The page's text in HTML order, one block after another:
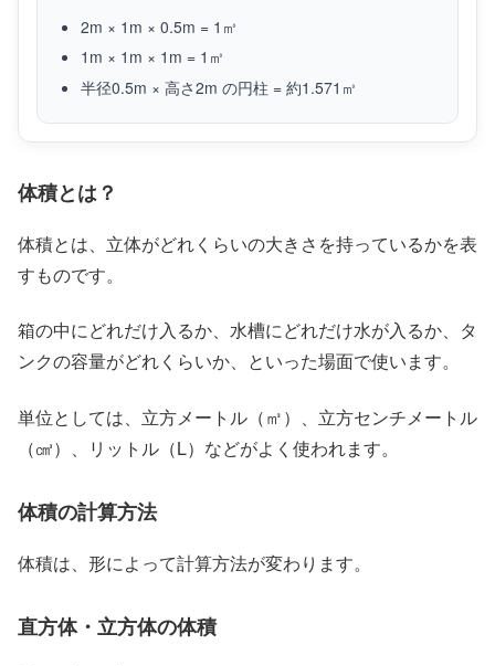
2m × 1m × 0.5m = 1㎥
1m × 1m × 1m = 1㎥
半径0.5m × 高さ2m の円柱 = 約1.571㎥
体積とは？
体積とは、立体がどれくらいの大きさを持っているかを表
すものです。
箱の中にどれだけ入るか、水槽にどれだけ水が入るか、タ
ンクの容量がどれくらいか、といった場面で使います。
単位としては、立方メートル（㎥）、立方センチメートル
（㎤）、リットル（L）などがよく使われます。
体積の計算方法
体積は、形によって計算方法が変わります。
直方体・立方体の体積